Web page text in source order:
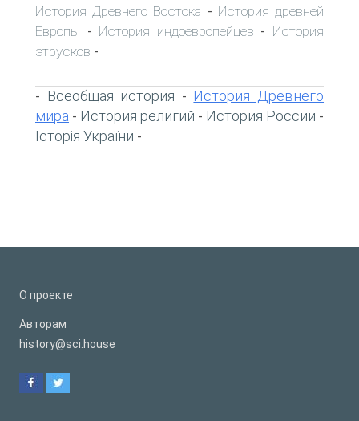
История Древнего Востока - История древней
Европы - История индоевропейцев - История
этрусков -
- Всеобщая история - История Древнего
мира - История религий - История России -
Історія України -
О проекте
Авторам
history@sci.house